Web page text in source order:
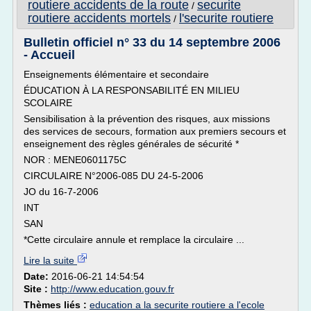
routiere accidents de la route / securite
routiere accidents mortels / l'securite routiere
Bulletin officiel n° 33 du 14 septembre 2006
- Accueil
Enseignements élémentaire et secondaire
ÉDUCATION À LA RESPONSABILITÉ EN MILIEU
SCOLAIRE
Sensibilisation à la prévention des risques, aux missions
des services de secours, formation aux premiers secours et
enseignement des règles générales de sécurité *
NOR : MENE0601175C
CIRCULAIRE N°2006-085 DU 24-5-2006
JO du 16-7-2006
INT
SAN
*Cette circulaire annule et remplace la circulaire ...
Lire la suite
Date: 2016-06-21 14:54:54
Site : http://www.education.gouv.fr
Thèmes liés : education a la securite routiere a l'ecole